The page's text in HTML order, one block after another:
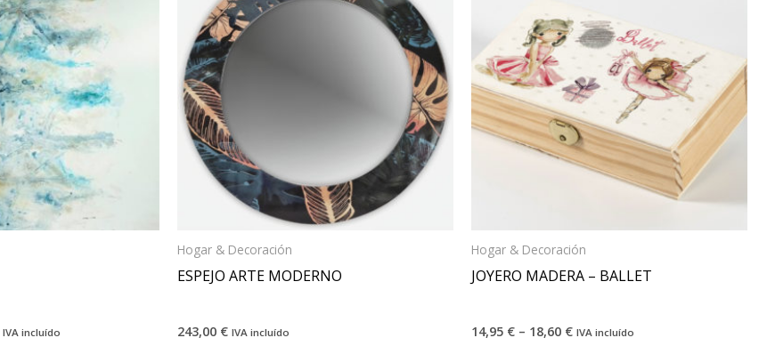
IVA incluído
Hogar & Decoración
ESPEJO ARTE MODERNO
243,00 € IVA incluído
Hogar & Decoración
JOYERO MADERA – BALLET
14,95 € – 18,60 € IVA incluído